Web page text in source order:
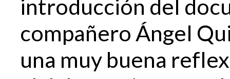
introducción del
compañero Ángel
una muy buena